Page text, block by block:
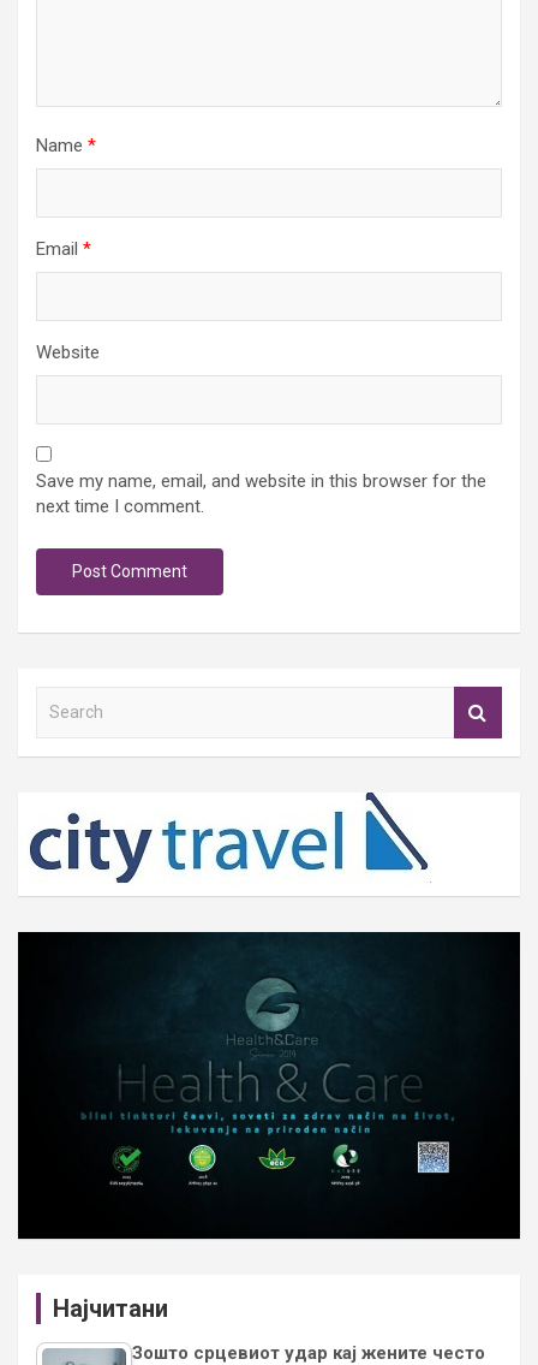
Name *
Email *
Website
Save my name, email, and website in this browser for the
next time I comment.
h
Најчитани
Зошто срцевиот удар кај жените често